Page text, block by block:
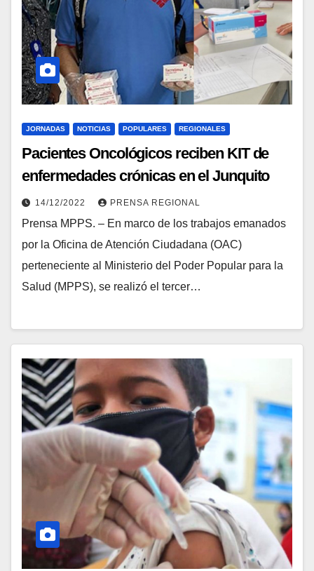
JORNADAS NOTICIAS POPULARES REGIONALES
Pacientes Oncológicos reciben KIT de
enfermedades crónicas en el Junquito
14/12/2022 PRENSA REGIONAL
Prensa MPPS. – En marco de los trabajos emanados
por la Oficina de Atención Ciudadana (OAC)
perteneciente al Ministerio del Poder Popular para la
Salud (MPPS), se realizó el tercer…